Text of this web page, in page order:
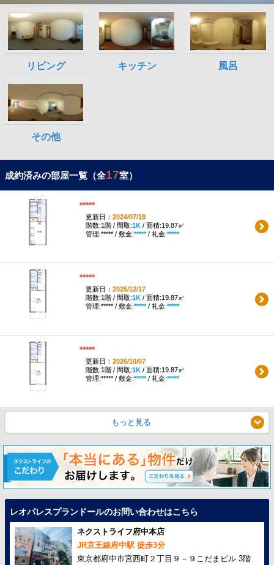
成約済みの部屋一覧（全17室）
*****
更新日： 2024/07/18
階数:1階 / 間取:1K/ 面積:19.87㎡
管理:***** / 敷金:*****/ 礼金:*****
*****
更新日： 2025/12/17
階数:1階 / 間取:1K/ 面積:19.87㎡
管理:***** / 敷金:*****/ 礼金:*****
*****
更新日： 2025/10/07
階数:1階 / 間取:1K/ 面積:19.87㎡
管理:***** / 敷金:*****/ 礼金:*****
もっと見る
レオパレスプランドールのお問い合わせはこちら
ネクストライフ府中本店
JR京王線府中駅 徒歩3分
東京都府中市宮西町２丁目９－９こだまビル 3階